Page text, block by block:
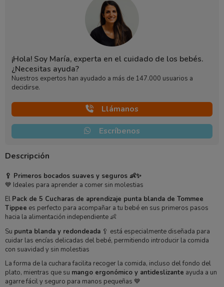
¡Hola! Soy María, experta en el cuidado de los bebés.
¿Necesitas ayuda?
Nuestros expertos han ayudado a más de 147.000 usuarios a
decidirse.
Llámanos
Escríbenos
Descripción
🥄 Primeros bocados suaves y seguros 👶✨
💙 Ideales para aprender a comer sin molestias
El Pack de 5 Cucharas de aprendizaje punta blanda de Tommee
Tippee es perfecto para acompañar a tu bebé en sus primeros pasos
hacia la alimentación independiente 👶
Su punta blanda y redondeada🥄 está especialmente diseñada para
cuidar las encías delicadas del bebé, permitiendo introducir la comida
con suavidad y sin molestias
La forma de la cuchara facilita recoger la comida, incluso del fondo del
plato, mientras que su mango ergonómico y antideslizante ayuda a un
agarre fácil y seguro para manos pequeñas 💙